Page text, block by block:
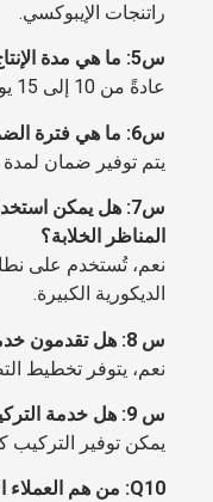
راتنجات الإيبوكسي.
عادةً من 10 إلى 15 يوماً.
يتم توفير ضمان لمدة 1-2 سنة.
س7: هل يمكن
المناظر الخلابة؟
نعم، تُستخدم على نطاق
الديكورية الكبيرة.
نعم، يتوفر تخطيط
يمكن توفير التركيب
Q10: من هم العملاء النموذجيون؟